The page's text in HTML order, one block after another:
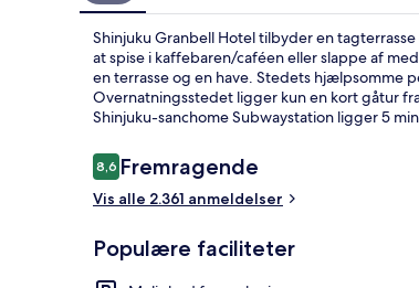
Shinjuku Granbell Hotel tilbyder en
at spise i kaffebaren/caféen eller slappe af
en terrasse og en have. Stedets hjælpsomme
Overnatningsstedet ligger kun en kort gåtur
Shinjuku-sanchome Subwaystation ligger 5
Anmeldelser
8,68,6 ud af 10.
Fremragende
Vis alle 2.361 anmeldelser
Populære faciliteter